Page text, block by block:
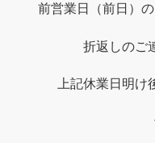
前営業日（前日）
折返しのご
上記休業日明